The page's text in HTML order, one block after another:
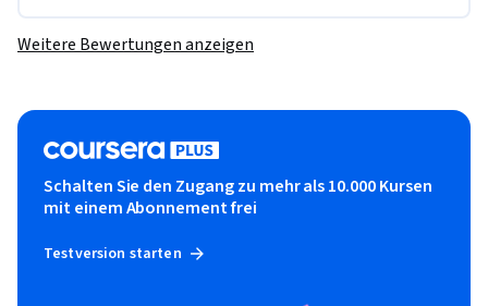
Weitere Bewertungen anzeigen
Schalten Sie den Zugang zu mehr als 10.000 Kursen
mit einem Abonnement frei
Testversion starten